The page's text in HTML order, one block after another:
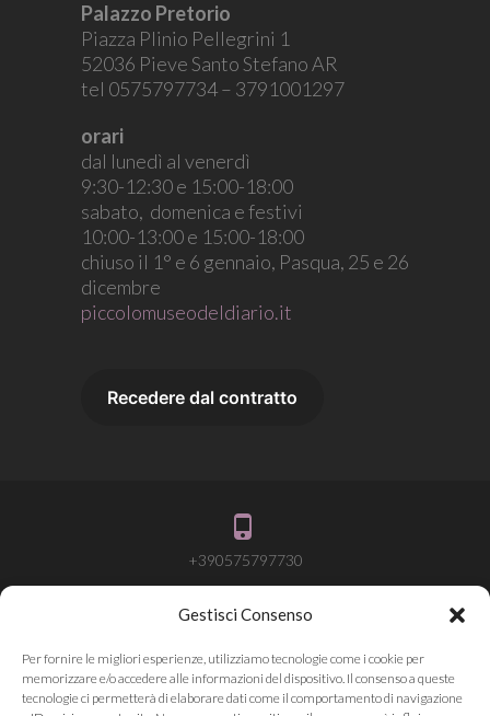
Gestisci Consenso
Per fornire le migliori esperienze, utilizziamo tecnologie come i cookie per
memorizzare e/o accedere alle informazioni del dispositivo. Il consenso a queste
tecnologie ci permetterà di elaborare dati come il comportamento di navigazione
Palazzo Pretorio
Piazza Plinio Pellegrini 1
52036 Pieve Santo Stefano AR
tel 0575797734 – 3791001297
orari
dal lunedì al venerdì
9:30-12:30 e 15:00-18:00
sabato, domenica e festivi
10:00-13:00 e 15:00-18:00
chiuso il 1° e 6 gennaio, Pasqua, 25 e 26
dicembre
piccolomuseodeldiario.it
+390575797730